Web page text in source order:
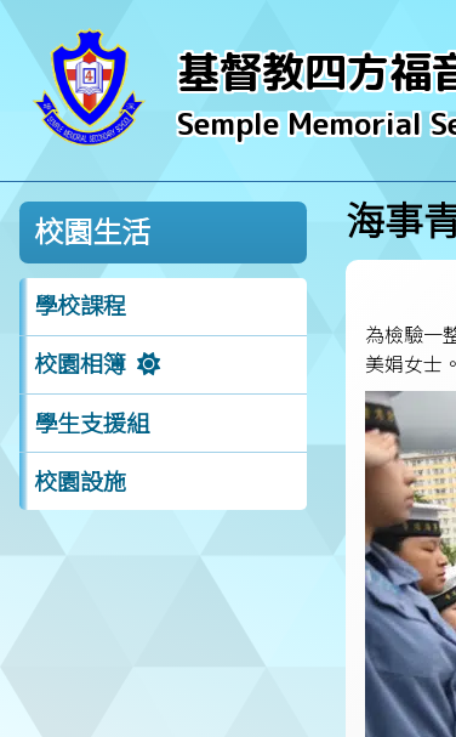
基督教四方福
Semple Memorial
校園生活
學校課程
校園相簿
學生支援組
校園設施
海事
為檢驗一
美娟女士